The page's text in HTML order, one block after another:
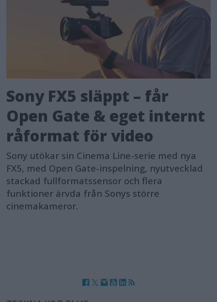
Sony FX5 släppt – får
Open Gate & eget internt
råformat för video
Sony utökar sin Cinema Line-serie med nya
FX5, med Open Gate-inspelning, nyutvecklad
stackad fullformatssensor och flera
funktioner ärvda från Sonys större
cinemakameror.